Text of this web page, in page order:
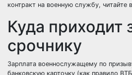
контракт на военную службу, читайте
Куда приходит
срочнику
Зарплата военнослужащему по
банковскую карточку (как правило